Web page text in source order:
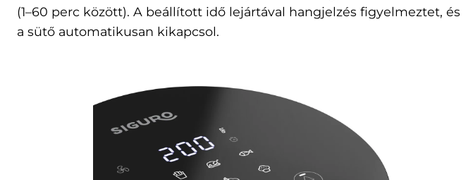
(1–60 perc között). A beállított idő lejártával hangjelzés figyelmeztet, és
a sütő automatikusan kikapcsol.